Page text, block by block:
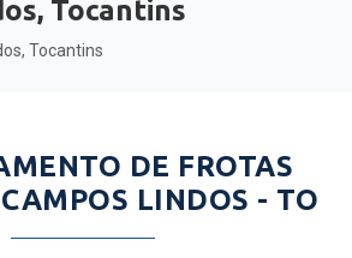
Tocantins
Tocantins
DE FROTAS
LINDOS - TO